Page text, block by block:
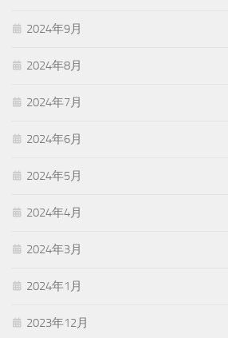
2024年9月
2024年8月
2024年7月
2024年6月
2024年5月
2024年4月
2024年3月
2024年1月
2023年12月